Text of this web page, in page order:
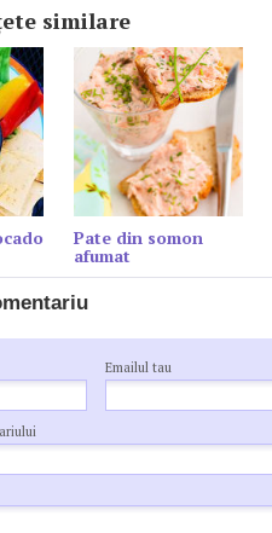
similare
Pate din somon
afumat
Emailul tau